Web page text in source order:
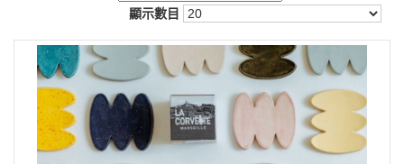
顯示數目